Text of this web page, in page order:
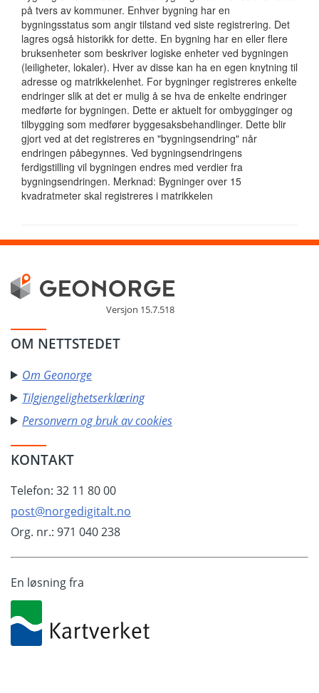
på tvers av kommuner. Enhver bygning har en
bygningsstatus som angir tilstand ved siste registrering. Det
lagres også historikk for dette. En bygning har en eller flere
bruksenheter som beskriver logiske enheter ved bygningen
(leiligheter, lokaler). Hver av disse kan ha en egen knytning til
adresse og matrikkelenhet. For bygninger registreres enkelte
endringer slik at det er mulig å se hva de enkelte endringer
medførte for bygningen. Dette er aktuelt for ombygginger og
tilbygging som medfører byggesaksbehandlinger. Dette blir
gjort ved at det registreres en "bygningsendring" når
endringen påbegynnes. Ved bygningsendringens
ferdigstilling vil bygningen endres med verdier fra
bygningsendringen. Merknad: Bygninger over 15
kvadratmeter skal registreres i matrikkelen